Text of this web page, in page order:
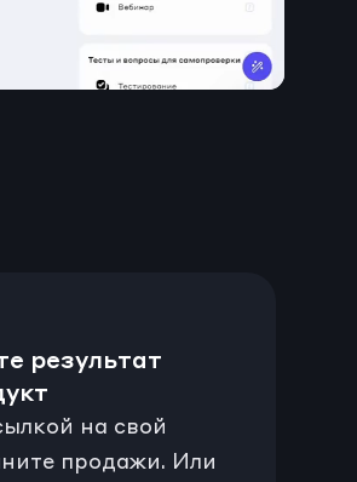
результат
на свой
продажи. Или